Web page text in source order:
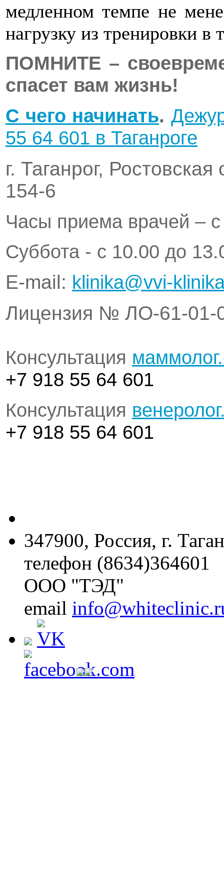
медленном темпе не
нагрузку из тренировки в
ПОМНИТЕ –
спасет вам жизнь!
C чего начинать.
55 64 601 в Таганроге
г. Таганрог,
154-6
Часы приема врачей –
Суббота - с 10.00 до
Е-mail: klinika@vvi-
Лицензия № ЛО-61-01-
Консультация
+7 918 55 64 601
Консультация
+7 918 55 64 601
347900, Россия, г.
телефон (8634)364601
ООО "ТЭД"
email